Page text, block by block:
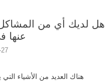
هل لديك أي من
عنها
هناك العديد من الأشياء التي